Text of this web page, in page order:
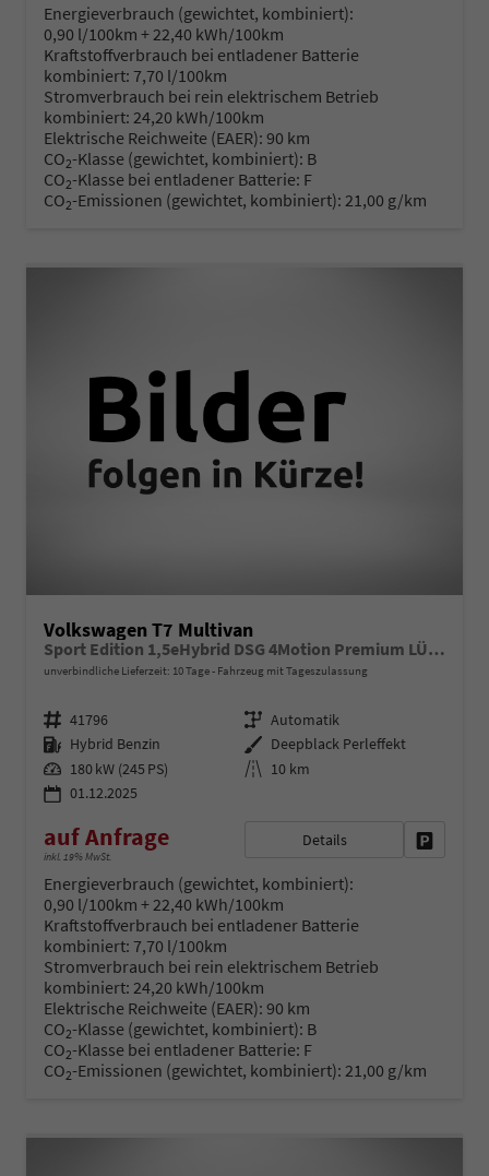
Energieverbrauch (gewichtet, kombiniert):
0,90 l/100km + 22,40 kWh/100km
Kraftstoffverbrauch bei entladener Batterie
kombiniert: 7,70 l/100km
Stromverbrauch bei rein elektrischem Betrieb
kombiniert: 24,20 kWh/100km
Elektrische Reichweite (EAER): 90 km
CO2-Klasse (gewichtet, kombiniert): B
CO2-Klasse bei entladener Batterie: F
CO2-Emissionen (gewichtet, kombiniert): 21,00 g/km
Volkswagen T7 Multivan
Sport Edition 1,5eHybrid DSG 4Motion Premium LÜ 7 Sitzer
unverbindliche Lieferzeit: 10 Tage Fahrzeug mit Tageszulassung
Fahrzeugnr. 41796 Getriebe Automatik
Kraftstoff Hybrid Benzin Außenfarbe Deepblack Perleffekt
Leistung 180 kW (245 PS) Kilometerstand 10 km
01.12.2025
auf Anfrage
inkl. 19% MwSt.
Details
Energieverbrauch (gewichtet, kombiniert):
0,90 l/100km + 22,40 kWh/100km
Kraftstoffverbrauch bei entladener Batterie
kombiniert: 7,70 l/100km
Stromverbrauch bei rein elektrischem Betrieb
kombiniert: 24,20 kWh/100km
Elektrische Reichweite (EAER): 90 km
CO2-Klasse (gewichtet, kombiniert): B
CO2-Klasse bei entladener Batterie: F
CO2-Emissionen (gewichtet, kombiniert): 21,00 g/km